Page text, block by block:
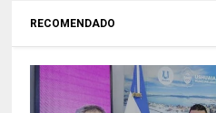
RECOMENDADO